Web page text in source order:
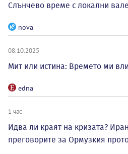
Слънчево време с локални
nova
08.10.2025
Мит или истина: Времето ми
edna
1 час
Идва ли краят на кризата?
преговорите за Ормузкия